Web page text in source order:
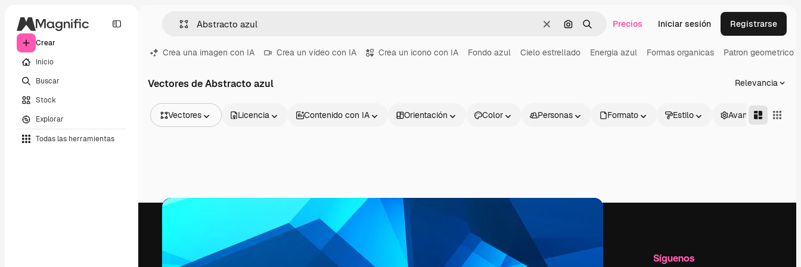
Crear
Inicio
Buscar
Stock
Explorar
Todas las herramientas
BorrarBuscar por imagen
BuscarPrecios Iniciar sesión Registrarse
Crea una imagen con IA Crea un vídeo con IA Crea un icono con IA Fondo azul Cielo estrellado Energia azul Formas organicas Patron geometrico
Vectores de Abstracto azul Relevancia
Vectores
Vídeos
Modelos 3D
Fuentes
Licencia Contenido con IA Orientación Color Personas Formato Estilo Avanzado
Productos Información útil Empresa Síguenos